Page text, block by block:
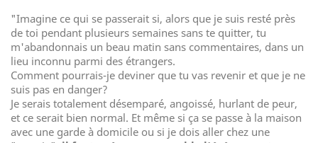
"Imagine ce qui se passerait si, alors que je suis resté près
de toi pendant plusieurs semaines sans te quitter, tu
m'abandonnais un beau matin sans commentaires, dans un
lieu inconnu parmi des étrangers.
Comment pourrais-je deviner que tu vas revenir et que je ne
suis pas en danger?
Je serais totalement désemparé, angoissé, hurlant de peur,
et ce serait bien normal. Et même si ça se passe à la maison
avec une garde à domicile ou si je dois aller chez une